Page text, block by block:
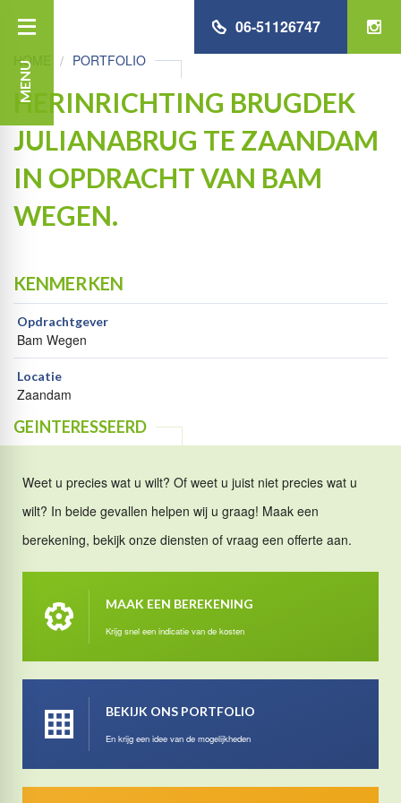
MENU
06-51126747
HOME PORTFOLIO
HERINRICHTING BRUGDEK
JULIANABRUG TE ZAANDAM
IN OPDRACHT VAN BAM
WEGEN.
KENMERKEN
Opdrachtgever
Bam Wegen
Locatie
Zaandam
GEINTERESSEERD
Weet u precies wat u wilt? Of weet u juist niet precies wat u
wilt? In beide gevallen helpen wij u graag! Maak een
berekening, bekijk onze diensten of vraag een offerte aan.
MAAK EEN BEREKENING
Krijg snel een indicatie van de kosten
BEKIJK ONS PORTFOLIO
En krijg een idee van de mogelijkheden